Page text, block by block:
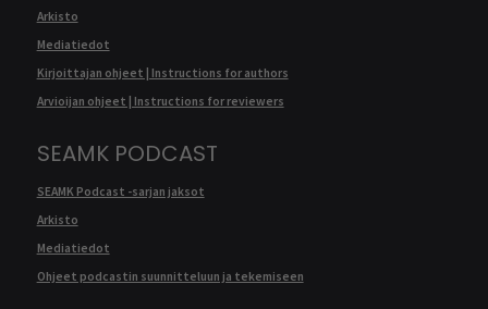
Arkisto
Mediatiedot
Kirjoittajan ohjeet | Instructions for authors
Arvioijan ohjeet | Instructions for reviewers
SEAMK PODCAST
SEAMK Podcast -sarjan jaksot
Arkisto
Mediatiedot
Ohjeet podcastin suunnitteluun ja tekemiseen